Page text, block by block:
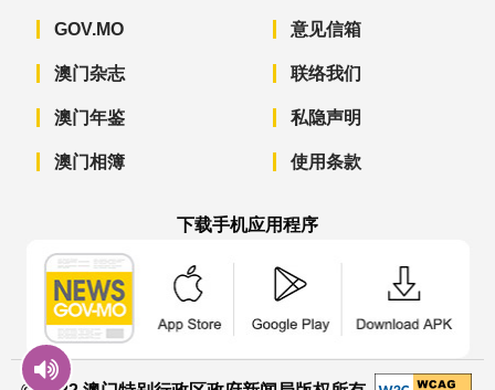
GOV.MO
澳门杂志
澳门年鉴
澳门相簿
意见信箱
联络我们
私隐声明
使用条款
下载手机应用程序